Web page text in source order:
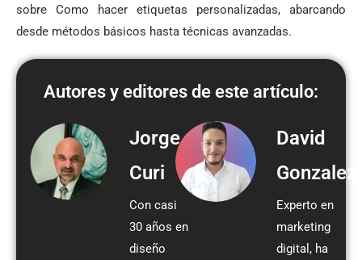
sobre Como hacer etiquetas personalizadas, abarcando
desde métodos básicos hasta técnicas avanzadas.
Autores y editores de este artículo:
Jorge
Curi
Con casi
30 años en
diseño
David
Gonzalez
Experto en
marketing
digital, ha